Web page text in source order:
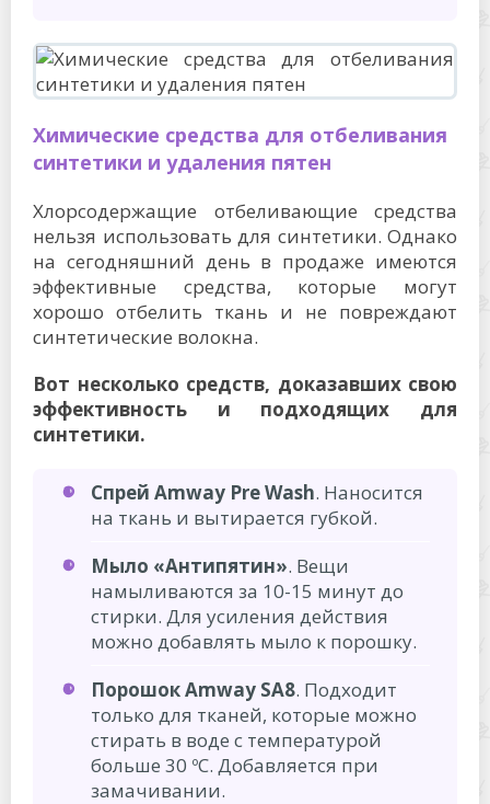
Химические средства для отбеливания
синтетики и удаления пятен
Хлорсодержащие отбеливающие средства
нельзя использовать для синтетики. Однако
на сегодняшний день в продаже имеются
эффективные средства, которые могут
хорошо отбелить ткань и не повреждают
синтетические волокна.
Вот несколько средств, доказавших свою
эффективность и подходящих для
синтетики.
Спрей Amway Pre Wash. Наносится
на ткань и вытирается губкой.
Мыло «Антипятин». Вещи
намыливаются за 10-15 минут до
стирки. Для усиления действия
можно добавлять мыло к порошку.
Порошок Amway SA8. Подходит
только для тканей, которые можно
стирать в воде с температурой
больше 30 ºС. Добавляется при
замачивании.